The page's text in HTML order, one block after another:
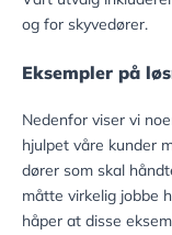
og for skyvedører.
Eksempler på
Nedenfor viser vi
hjulpet våre kunder
dører som skal
måtte virkelig jobbe
håper at disse